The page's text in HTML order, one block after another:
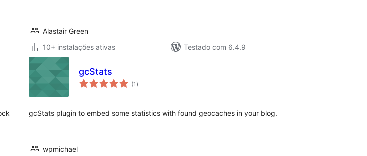
Alastair Green
10+ instalações ativas
Testado com 6.4.9
gcStats
(1 avaliações
totais
)
gcStats plugin to embed some statistics with found geocaches in your blog.
wpmichael